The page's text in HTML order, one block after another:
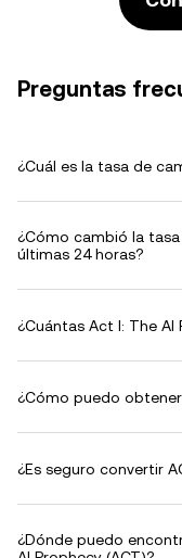
Preguntas
¿Cuál es la tasa de
¿Cómo cambió la tasa
últimas 24 horas?
¿Cuántas Act I: The
¿Cómo puedo
¿Es seguro convertir
¿Dónde puedo